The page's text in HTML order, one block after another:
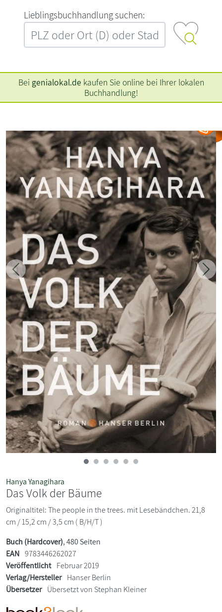
L‍i‍e‍b‍l‍i‍n‍g‍s‍b‍u‍c‍h‍h‍a‍n‍d‍l‍u‍n‍g‍ ‍s‍u‍c‍h‍e‍n‍:‍
Bei genialokal.de kaufen Sie online bei Ihrer lokalen
Buchhandlung!
Zurück
Hanya Yanagihara
Das Volk der Bäume
Originaltitel: The people in the trees. mit Lesebändchen. 21,8
cm / 15,2 cm / 3,5 cm ( B/H/T )
Buch (Hardcover), 480 Seiten
EAN 9783446262027
Veröffentlicht Februar 2019
Verlag/Hersteller Hanser Berlin
Übersetzer Übersetzt von Stephan Kleiner